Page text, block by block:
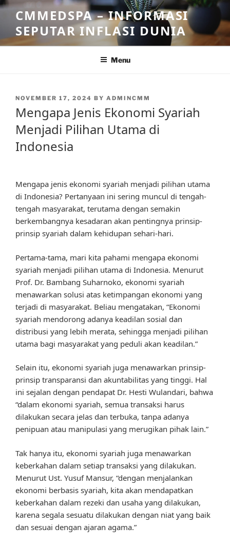
Skip
content
CMMEDSPA – INFORMASI
SEPUTAR INFLASI DUNIA
Menu
POSTED
NOVEMBER 17, 2024 BY ADMINCMM
Mengapa Jenis Ekonomi Syariah
Menjadi Pilihan Utama di
Indonesia
Mengapa jenis ekonomi syariah menjadi pilihan utama
di Indonesia? Pertanyaan ini sering muncul di tengah-
tengah masyarakat, terutama dengan semakin
berkembangnya kesadaran akan pentingnya prinsip-
prinsip syariah dalam kehidupan sehari-hari.
Pertama-tama, mari kita pahami mengapa ekonomi
syariah menjadi pilihan utama di Indonesia. Menurut
Prof. Dr. Bambang Suharnoko, ekonomi syariah
menawarkan solusi atas ketimpangan ekonomi yang
terjadi di masyarakat. Beliau mengatakan, “Ekonomi
syariah mendorong adanya keadilan sosial dan
distribusi yang lebih merata, sehingga menjadi pilihan
utama bagi masyarakat yang peduli akan keadilan.”
Selain itu, ekonomi syariah juga menawarkan prinsip-
prinsip transparansi dan akuntabilitas yang tinggi. Hal
ini sejalan dengan pendapat Dr. Hesti Wulandari, bahwa
“dalam ekonomi syariah, semua transaksi harus
dilakukan secara jelas dan terbuka, tanpa adanya
penipuan atau manipulasi yang merugikan pihak lain.”
Tak hanya itu, ekonomi syariah juga menawarkan
keberkahan dalam setiap transaksi yang dilakukan.
Menurut Ust. Yusuf Mansur, “dengan menjalankan
ekonomi berbasis syariah, kita akan mendapatkan
keberkahan dalam rezeki dan usaha yang dilakukan,
karena segala sesuatu dilakukan dengan niat yang baik
dan sesuai dengan ajaran agama.”